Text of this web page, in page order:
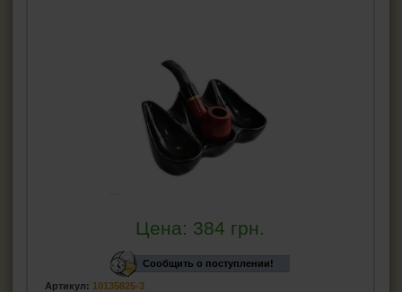
Цена: 384 грн.
Сообщить о поступлении!
Артикул: 10135825-3